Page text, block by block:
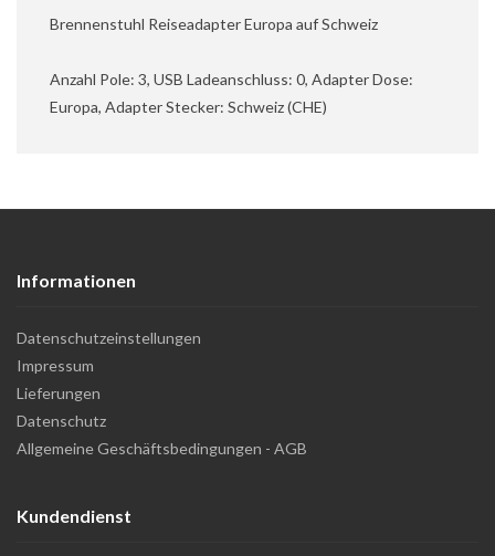
Brennenstuhl Reiseadapter Europa auf Schweiz
Anzahl Pole: 3, USB Ladeanschluss: 0, Adapter Dose:
Europa, Adapter Stecker: Schweiz (CHE)
Informationen
Datenschutzeinstellungen
Impressum
Lieferungen
Datenschutz
Allgemeine Geschäftsbedingungen - AGB
Kundendienst